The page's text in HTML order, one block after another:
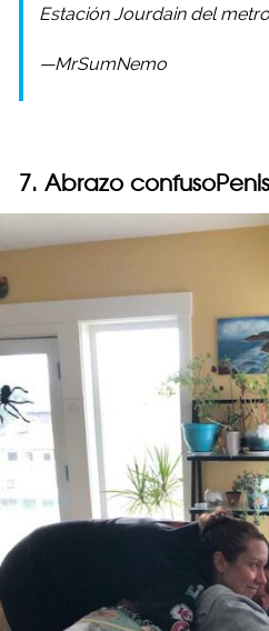
Estación Jourdain del
—MrSumNemo
7. Abrazo